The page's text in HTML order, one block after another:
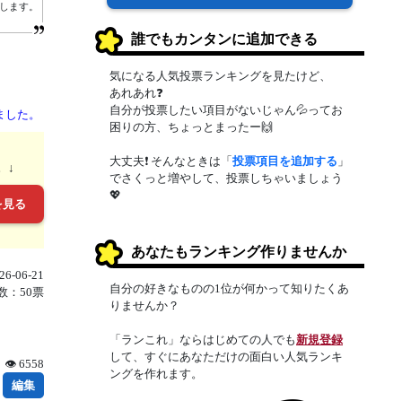
ます。
た。
↓
る
06-21
：50票
👁 6558
編集
誰でもカンタンに追加できる
気になる人気投票ランキングを見たけど、
あれあれ❓
自分が投票したい項目がないじゃん💦ってお
困りの方、ちょっとまったー🙌
大丈夫❗ そんなときは「投票項目を追加する 」
でさくっと増やして、投票しちゃいましょう
💖
あなたもランキング作りませんか
自分の好きなものの1位が何かって知りたくあ
りませんか？
「ランこれ」ならはじめての人でも新規登録
して、すぐにあなただけの面白い人気ランキ
ングを作れます。